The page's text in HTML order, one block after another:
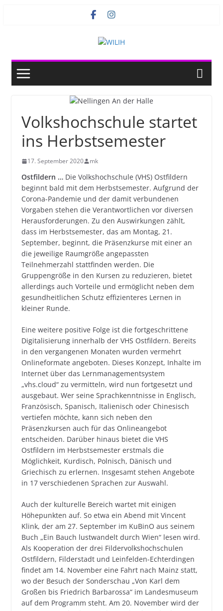
Volkshochschule startet
ins Herbstsemester
17. September 2020 mk
Ostfildern …Die Volkshochschule (VHS) Ostfildern
beginnt bald mit dem Herbstsemester. Aufgrund der
Corona-Pandemie und der damit verbundenen
Vorgaben stehen die Verantwortlichen vor diversen
Herausforderungen. Zu den Auswirkungen zählt,
dass im Herbstsemester, das am Montag, 21.
September, beginnt, die Präsenzkurse mit einer an
die jeweilige Raumgröße angepassten
Teilnehmerzahl stattfinden werden. Die
Gruppengröße in den Kursen zu reduzieren, bietet
allerdings auch Vorteile und ermöglicht neben dem
gesundheitlichen Schutz effizienteres Lernen in
kleiner Runde.
Eine weitere positive Folge ist die fortgeschrittene
Digitalisierung innerhalb der VHS Ostfildern. Bereits
in den vergangenen Monaten wurden vermehrt
Onlineformate angeboten. Dieses Konzept, Inhalte im
Internet über das Lernmanagementsystem
„vhs.cloud“ zu vermitteln, wird nun fortgesetzt und
ausgebaut. Wer seine Sprachkenntnisse in Englisch,
Französisch, Spanisch, Italienisch oder Chinesisch
vertiefen möchte, kann sich neben den
Präsenzkursen auch für das Onlineangebot
entscheiden. Darüber hinaus bietet die VHS
Ostfildern im Herbstsemester erstmals die
Möglichkeit, Kurdisch, Polnisch, Dänisch und
Griechisch zu erlernen. Insgesamt stehen Angebote
in 17 verschiedenen Sprachen zur Auswahl.
Auch der kulturelle Bereich wartet mit einigen
Höhepunkten auf. So etwa ein Abend mit Vincent
Klink, der am 27. September im KuBinO aus seinem
Buch „Ein Bauch lustwandelt durch Wien“ lesen wird.
Als Kooperation der drei Fildervolkshochschulen
Ostfildern, Filderstadt und Leinfelden-Echterdingen
findet am 14. November eine Fahrt nach Mainz statt,
wo der Besuch der Sonderschau „Von Karl dem
Großen bis Friedrich Barbarossa“ im Landesmuseum
auf dem Programm steht. Am 20. November wird der